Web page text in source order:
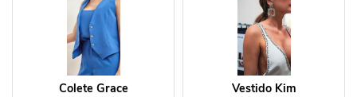
Colete Grace Vestido Kim